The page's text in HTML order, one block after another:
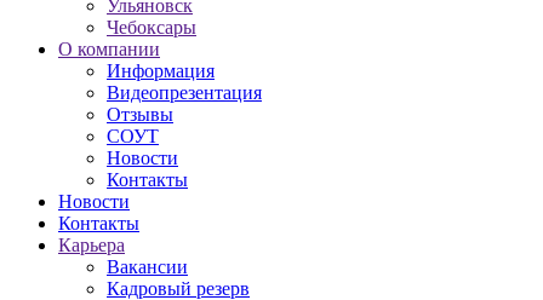
Ульяновск
Чебоксары
О компании
Информация
Видеопрезентация
Отзывы
СОУТ
Новости
Контакты
Новости
Контакты
Карьера
Вакансии
Кадровый резерв